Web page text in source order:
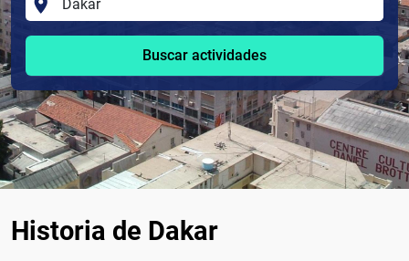
Buscar actividades
Historia de Dakar